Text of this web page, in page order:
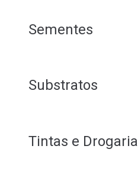
Sementes
Substratos
Tintas e Drogaria